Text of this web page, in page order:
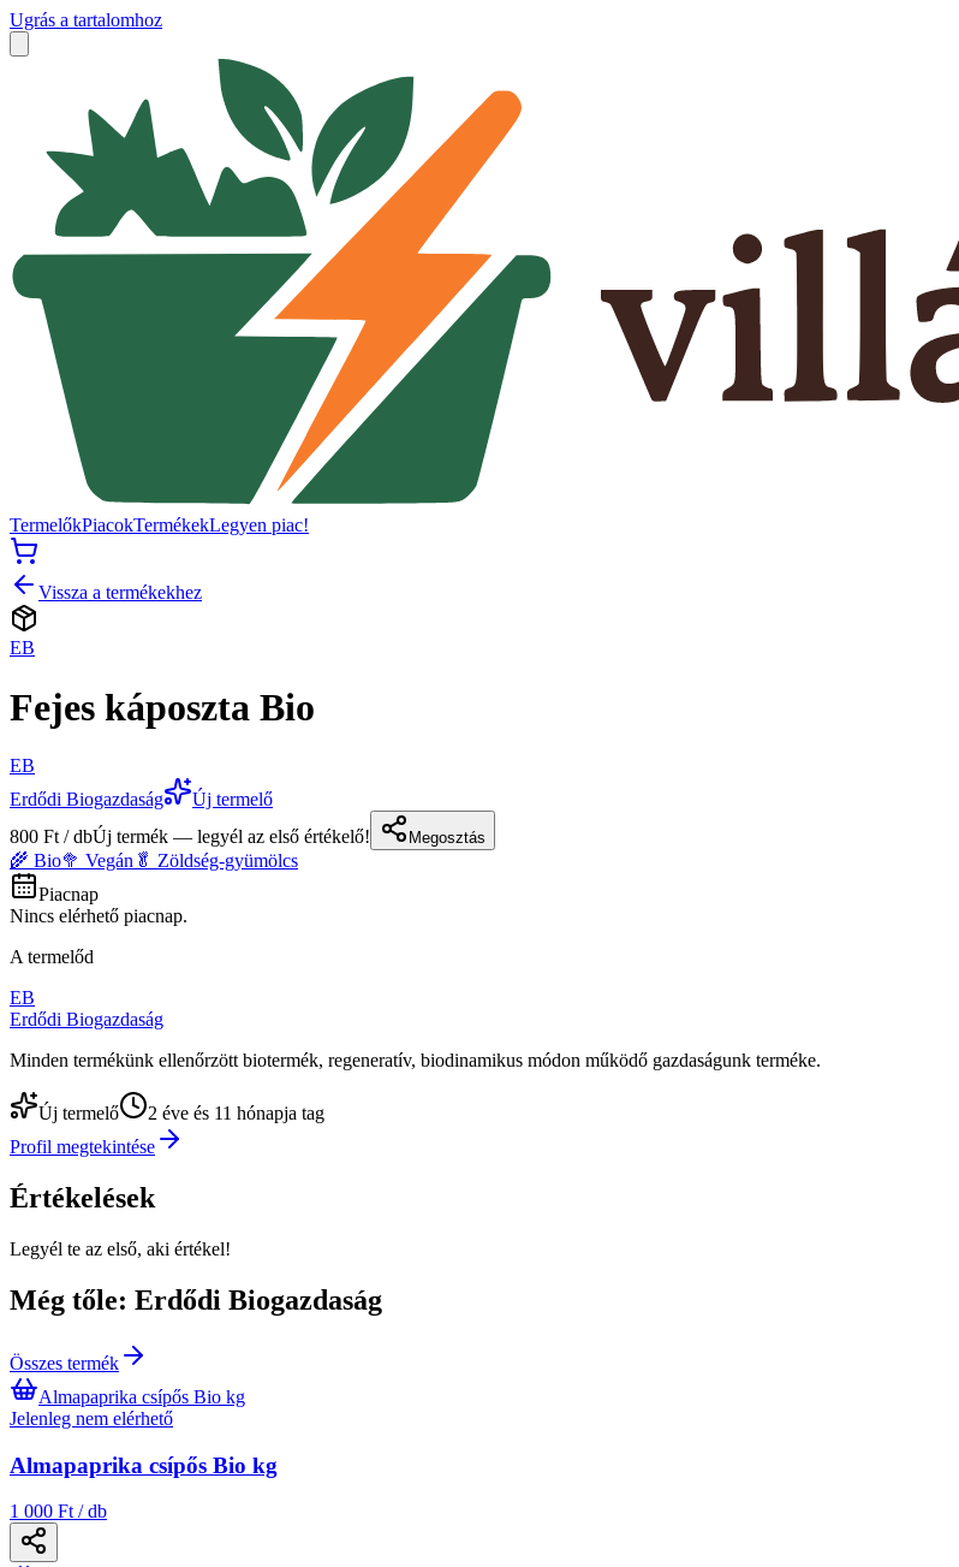
Ugrás a tartalomhoz
TermelőkPiacokTermékekLegyen piac!
Vissza a termékekhez
EB
Fejes káposzta Bio
EB
Erdődi Biogazdaság
Új termelő
800 Ft / dbÚj termék — legyél az első értékelő! Megosztás
🌾 Bio🥦 Vegán 🥬 Zöldség-gyümölcs
Piacnap
Nincs elérhető piacnap.
A termelőd
EB
Erdődi Biogazdaság
Minden termékünk ellenőrzött biotermék, regeneratív, biodinamikus módon működő gazdaságunk terméke.
Új termelő
2 éve és 11 hónapja tag
Profil megtekintése
Értékelések
Legyél te az első, aki értékel!
Még tőle: Erdődi Biogazdaság
Összes termék
Almapaprika csípős Bio kg
Jelenleg nem elérhető
Almapaprika csípős Bio kg
1 000 Ft / db